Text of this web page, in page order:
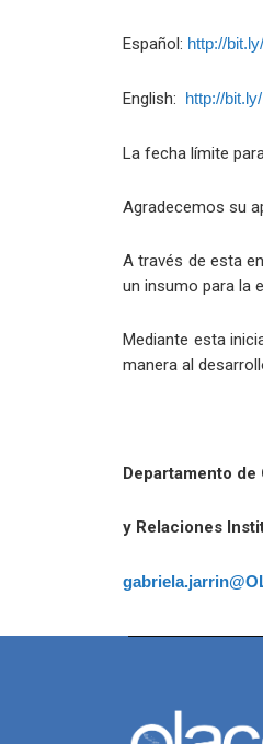
Español: http://
English: http://
La fecha límite
Agradecemos su
A través de esta
un insumo para la
Mediante esta
manera al
Departamento
y Relaciones